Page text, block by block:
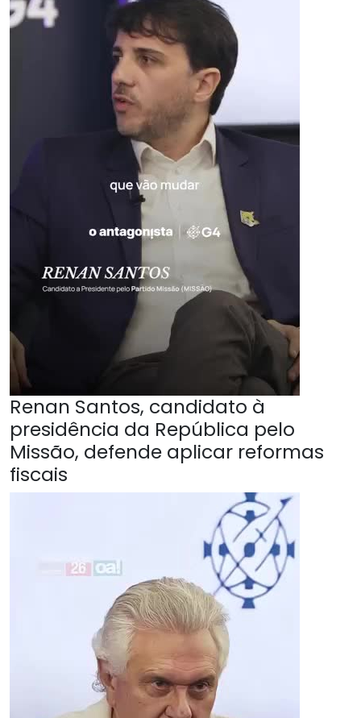
Renan Santos, candidato à
presidência da República pelo
Missão, defende aplicar reformas
fiscais